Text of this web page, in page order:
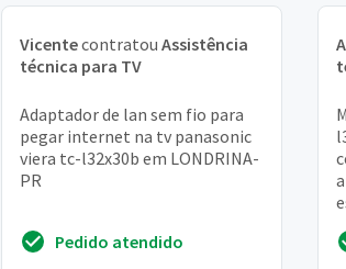
Vicentecontratou Assistência
técnica para TV
Adaptador de lan sem fio para
pegar internet na tv panasonic
viera tc-l32x30b em LONDRINA-
PR
Pedido atendido